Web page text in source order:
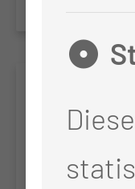
Clinical